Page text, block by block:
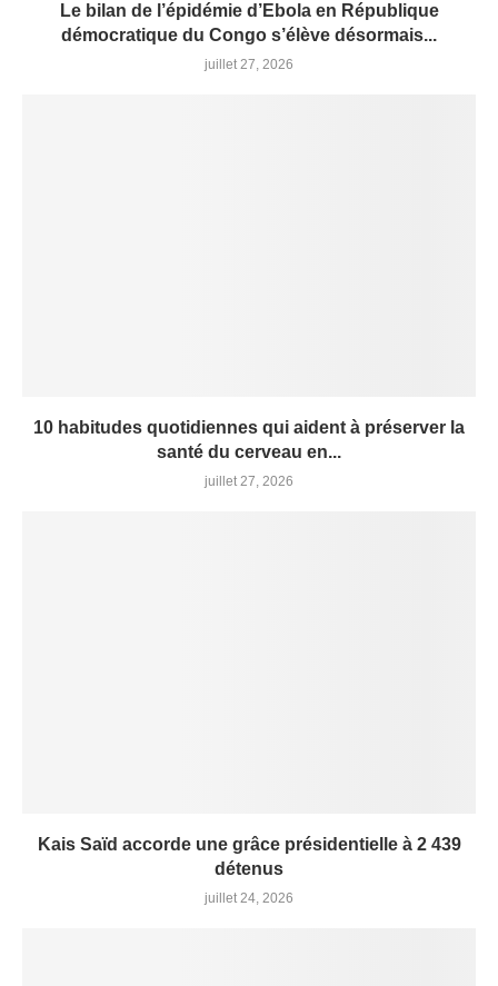
Le bilan de l’épidémie d’Ebola en République
démocratique du Congo s’élève désormais...
juillet 27, 2026
10 habitudes quotidiennes qui aident à préserver la
santé du cerveau en...
juillet 27, 2026
Kais Saïd accorde une grâce présidentielle à 2 439
détenus
juillet 24, 2026